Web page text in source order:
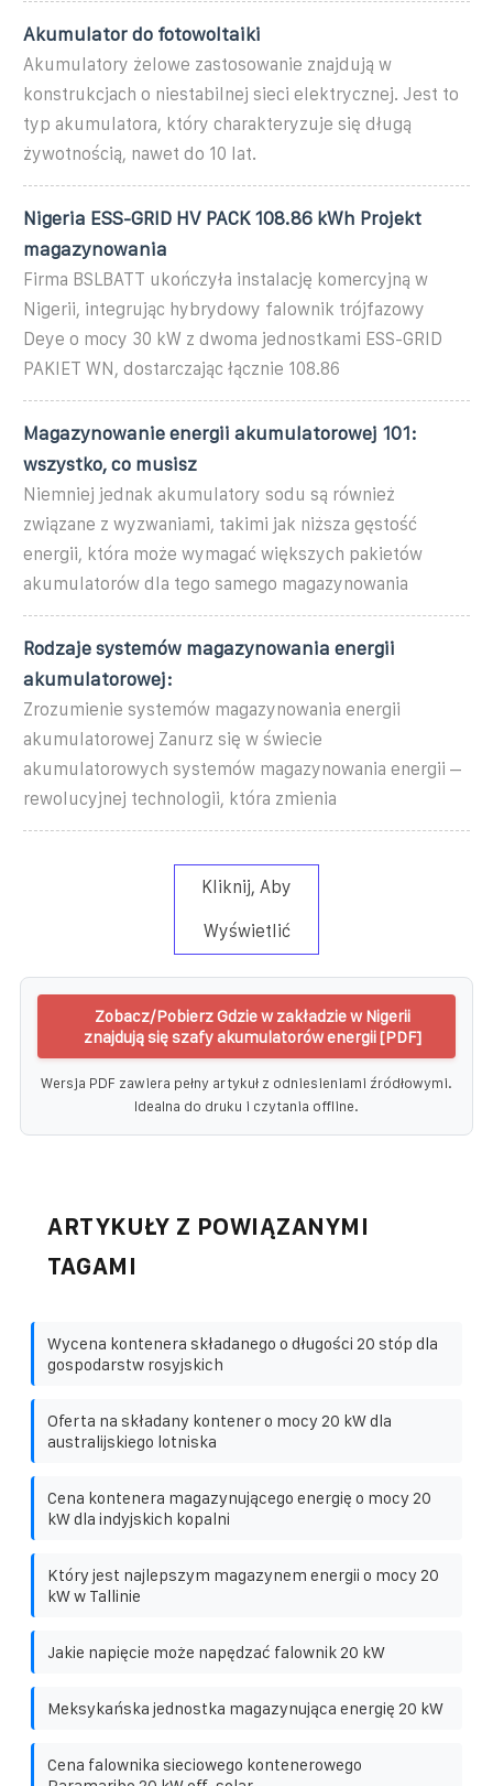
Akumulator do fotowoltaiki
Akumulatory żelowe zastosowanie znajdują w
konstrukcjach o niestabilnej sieci elektrycznej. Jest to
typ akumulatora, który charakteryzuje się długą
żywotnością, nawet do 10 lat.
Nigeria ESS-GRID HV PACK 108.86 kWh Projekt
magazynowania
Firma BSLBATT ukończyła instalację komercyjną w
Nigerii, integrując hybrydowy falownik trójfazowy
Deye o mocy 30 kW z dwoma jednostkami ESS-GRID
PAKIET WN, dostarczając łącznie 108.86
Magazynowanie energii akumulatorowej 101:
wszystko, co musisz
Niemniej jednak akumulatory sodu są również
związane z wyzwaniami, takimi jak niższa gęstość
energii, która może wymagać większych pakietów
akumulatorów dla tego samego magazynowania
Rodzaje systemów magazynowania energii
akumulatorowej:
Zrozumienie systemów magazynowania energii
akumulatorowej Zanurz się w świecie
akumulatorowych systemów magazynowania energii –
rewolucyjnej technologii, która zmienia
Kliknij, Aby
Wyświetlić
Zobacz/Pobierz Gdzie w zakładzie w Nigerii
znajdują się szafy akumulatorów energii [PDF]
Wersja PDF zawiera pełny artykuł z odniesieniami źródłowymi.
Idealna do druku i czytania offline.
ARTYKUŁY Z POWIĄZANYMI
TAGAMI
Wycena kontenera składanego o długości 20 stóp dla
gospodarstw rosyjskich
Oferta na składany kontener o mocy 20 kW dla
australijskiego lotniska
Cena kontenera magazynującego energię o mocy 20
kW dla indyjskich kopalni
Który jest najlepszym magazynem energii o mocy 20
kW w Tallinie
Jakie napięcie może napędzać falownik 20 kW
Meksykańska jednostka magazynująca energię 20 kW
Cena falownika sieciowego kontenerowego